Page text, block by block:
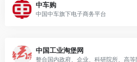
中车购
中国中车旗下电子商务平台
中国工业淘堡网